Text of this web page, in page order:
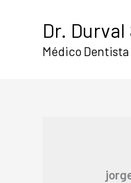
Dr.
Médico Dentista